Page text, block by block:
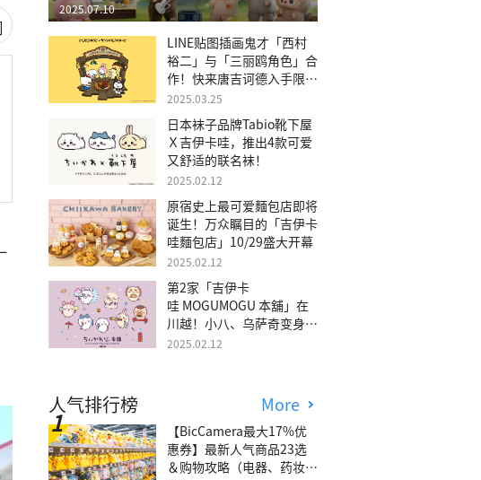
2025.07.10
LINE贴图插画鬼才「西村
裕二」与「三丽鸥角色」合
作！快来唐吉诃德入手限量
商品
2025.03.25
日本袜子品牌Tabio靴下屋
Ｘ吉伊卡哇，推出4款可爱
又舒适的联名袜！
2025.02.12
原宿史上最可爱麵包店即将
诞生！万众瞩目的「吉伊卡
哇麵包店」10/29盛大开幕
2025.02.12
第2家「吉伊卡
哇 MOGUMOGU 本舖」在
川越！小八、乌萨奇变身可
爱地瓜！
2025.02.12
人气排行榜 More
【BicCamera最大17%优
惠券】最新人气商品23选
＆购物攻略（电器、药妆、